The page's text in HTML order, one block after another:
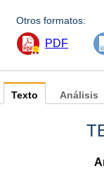
Otros formatos:
PDF
Texto Análisis